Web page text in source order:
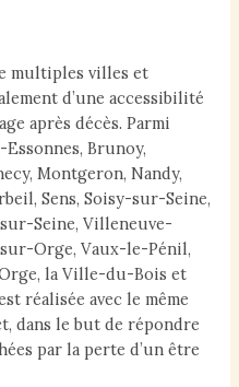
multiples villes et
d’une accessibilité
après décès. Parmi
Brunoy,
Montgeron, Nandy,
Sens, Soisy-sur-Seine,
Seine, Villeneuve-
Orge, Vaux-le-Pénil,
la Ville-du-Bois et
réalisée avec le même
dans le but de répondre
par la perte d’un être